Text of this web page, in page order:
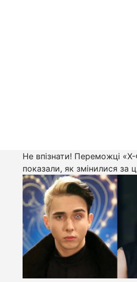
Не впізнати! Переможці
показали, як змінилися за